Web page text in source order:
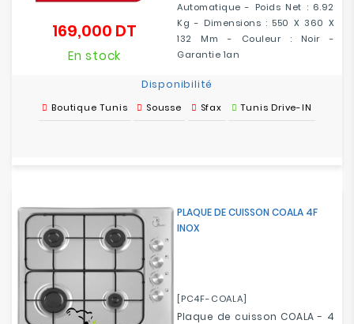
Automatique - Poids Net : 6.92
Kg - Dimensions : 550 X 360 X
132 Mm - Couleur : Noir -
Garantie 1an
169,000 DT
En stock
Disponibilité
Boutique Tunis Sousse Sfax Tunis Drive-IN
PLAQUE DE CUISSON COALA 4F
INOX
[PC4F-COALA]
Plaque de cuisson COALA - 4